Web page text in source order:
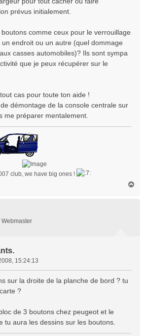
prévus initialement.
comme ceux pour le verrouillage
endroit ou un autre (quel dommage
casses automobiles)? Ils sont sympa
que je peux récupérer sur le
cas pour toute ton aide !
démontage de la console centrale sur
me préparer mentalement.
club, we have big ones !
15:24:13
sur la droite de la planche de bord ? tu
?
de 3 boutons chez peugeot et le
tu aura les dessins sur les boutons.